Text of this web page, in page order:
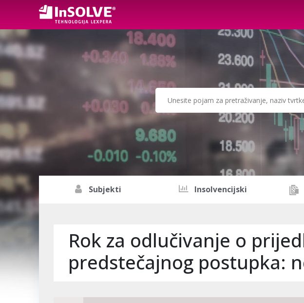
Subjekti Insolvencijski
Rok za odlučivanje o
predstečajnog postupka: